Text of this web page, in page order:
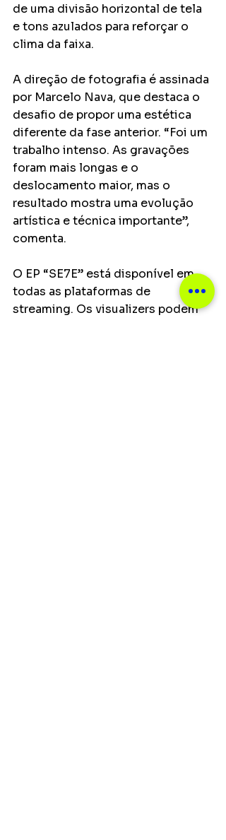
de uma divisão horizontal de tela
e tons azulados para reforçar o
clima da faixa.
A direção de fotografia é assinada
por Marcelo Nava, que destaca o
desafio de propor uma estética
diferente da fase anterior. “Foi um
trabalho intenso. As gravações
foram mais longas e o
deslocamento maior, mas o
resultado mostra uma evolução
artística e técnica importante”,
comenta.
O EP “SE7E” está disponível em
todas as plataformas de
streaming. Os visualizers podem